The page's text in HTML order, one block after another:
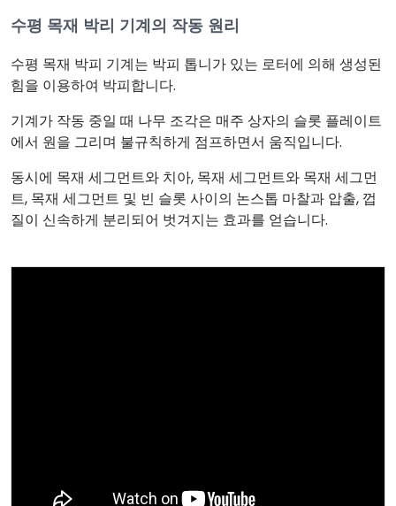
수평 목재 박리 기계의 작동 원리
수평 목재 박피 기계는 박피 톱니가 있는 로터에 의해 생성된
힘을 이용하여 박피합니다.
기계가 작동 중일 때 나무 조각은 매주 상자의 슬롯 플레이트
에서 원을 그리며 불규칙하게 점프하면서 움직입니다.
동시에 목재 세그먼트와 치아, 목재 세그먼트와 목재 세그먼
트, 목재 세그먼트 및 빈 슬롯 사이의 논스톱 마찰과 압출, 껍
질이 신속하게 분리되어 벗겨지는 효과를 얻습니다.